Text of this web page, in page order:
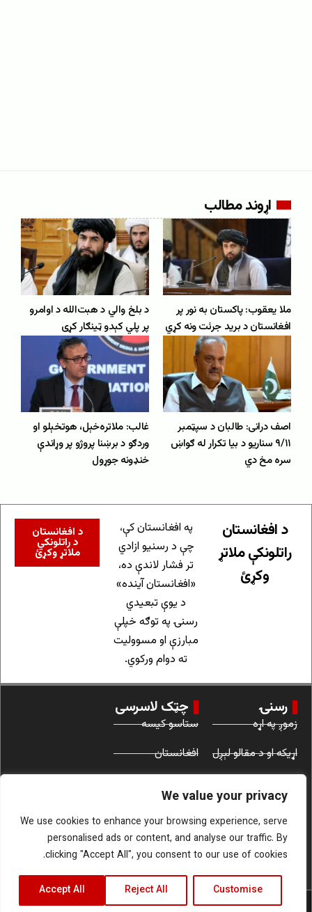
We value your privacy
We use cookies to enhance your browsing experience, serve
personalised ads or content, and analyse our traffic. By
clicking "Accept All", you consent to our use of cookies.
Customise
Reject All
Accept All
اړوند مطالب
ملا یعقوب: پاکستان به نور پر
افغانستان د برید جرئت ونه کړي
د بلخ والي د هبت‌الله د اوامرو
پر پلي کېدو ټینګار کړی
اصف درانی: طالبان د سپټمبر
۹/۱۱ سناریو د بیا تکرار له ګواښ
سره مخ دي
غالب: ملاتره‌خېل، هوتخېلو او
وردګو د برښنا پروژو پر وړاندې
خنډونه جوړول
د افغانستان
راتلونکې ملاتړ
وکړئ
په افغانستان کې،
چې د رسنیو ازادي
تر فشار لاندې ده،
«افغانستان آینده»
د یوې تبعیدي
رسنۍ په توګه خپلې
مبارزې او مسوولیت
ته دوام ورکوي.
د افغانستان
د راتلونکي
ملاتړ وکړئ
رسنۍ
زموږ په اړه
اړیکه او د مقالو لېږل
چټک لاسرسی
ستاسو کیسه
افغانستان
ښځې
د دې وېبپاڼې ټول قانوني حقونه د افغانستان راتلونکې پورې اړه لري.